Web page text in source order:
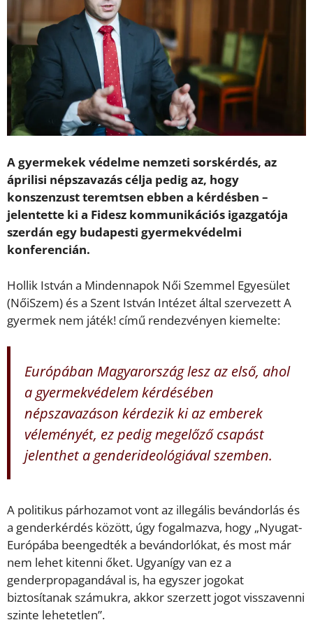
A gyermekek védelme nemzeti sorskérdés, az
áprilisi népszavazás célja pedig az, hogy
konszenzust teremtsen ebben a kérdésben –
jelentette ki a Fidesz kommunikációs igazgatója
szerdán egy budapesti gyermekvédelmi
konferencián.
Hollik István a Mindennapok Női Szemmel Egyesület
(NőiSzem) és a Szent István Intézet által szervezett A
gyermek nem játék! című rendezvényen kiemelte:
Európában Magyarország lesz az első, ahol
a gyermekvédelem kérdésében
népszavazáson kérdezik ki az emberek
véleményét, ez pedig megelőző csapást
jelenthet a genderideológiával szemben.
A politikus párhozamot vont az illegális bevándorlás és
a genderkérdés között, úgy fogalmazva, hogy „Nyugat-
Európába beengedték a bevándorlókat, és most már
nem lehet kitenni őket. Ugyanígy van ez a
genderpropagandával is, ha egyszer jogokat
biztosítanak számukra, akkor szerzett jogot visszavenni
szinte lehetetlen”.